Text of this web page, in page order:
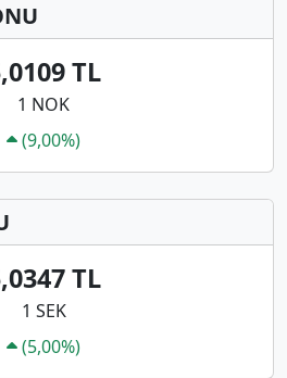
TL
1 NOK
(9,00%)
TL
1 SEK
(5,00%)